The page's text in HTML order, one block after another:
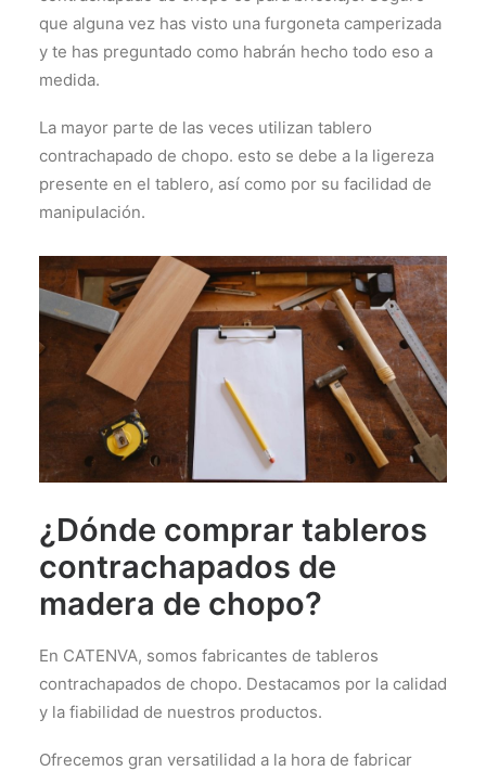
que alguna vez has visto una furgoneta camperizada
y te has preguntado como habrán hecho todo eso a
medida.
La mayor parte de las veces utilizan tablero
contrachapado de chopo. esto se debe a la ligereza
presente en el tablero, así como por su facilidad de
manipulación.
¿Dónde comprar tableros
contrachapados de
madera de chopo?
En CATENVA, somos fabricantes de tableros
contrachapados de chopo. Destacamos por la calidad
y la fiabilidad de nuestros productos.
Ofrecemos gran versatilidad a la hora de fabricar